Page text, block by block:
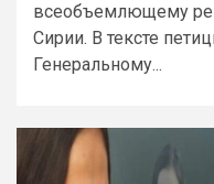
всеобъемлющему
Сирии. В тексте
Генеральному...